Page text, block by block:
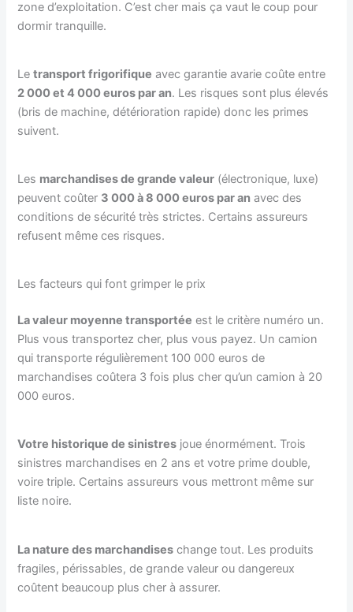
zone d’exploitation. C’est cher mais ça vaut le coup pour
dormir tranquille.
Letransport frigorifique avec garantie avarie coûte entre
2 000 et 4 000 euros par an. Les risques sont plus élevés
(bris de machine, détérioration rapide) donc les primes
suivent.
Les marchandises de grande valeur (électronique, luxe)
peuvent coûter 3 000 à 8 000 euros par an avec des
conditions de sécurité très strictes. Certains assureurs
refusent même ces risques.
Les facteurs qui font grimper le prix
La valeur moyenne transportée est le critère numéro un.
Plus vous transportez cher, plus vous payez. Un camion
qui transporte régulièrement 100 000 euros de
marchandises coûtera 3 fois plus cher qu’un camion à 20
000 euros.
Votre historique de sinistres joue énormément. Trois
sinistres marchandises en 2 ans et votre prime double,
voire triple. Certains assureurs vous mettront même sur
liste noire.
La nature des marchandises change tout. Les produits
fragiles, périssables, de grande valeur ou dangereux
coûtent beaucoup plus cher à assurer.